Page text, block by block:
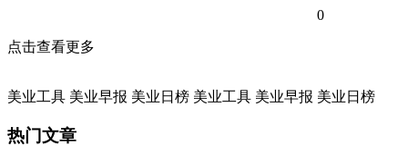
0
点击查看更多
美业工具 美业早报 美业日榜 美业工具 美业早报 美业日榜
热门文章